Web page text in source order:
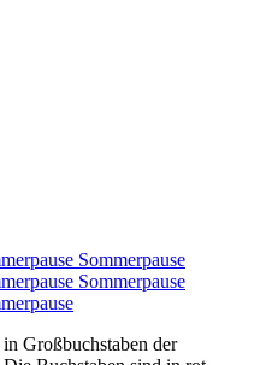
Sommerpause
Sommerpause